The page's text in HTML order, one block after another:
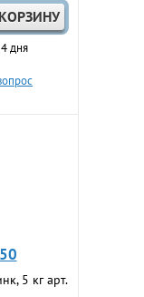
дня
5 кг арт.